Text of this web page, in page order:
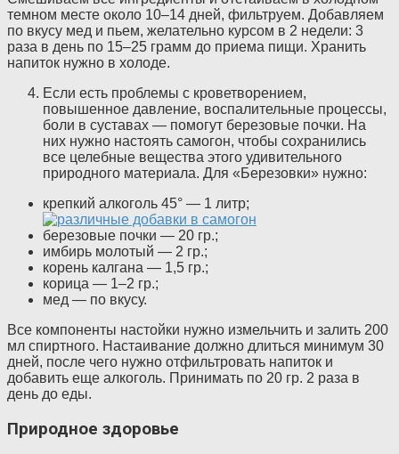
темном месте около 10–14 дней, фильтруем. Добавляем
по вкусу мед и пьем, желательно курсом в 2 недели: 3
раза в день по 15–25 грамм до приема пищи. Хранить
напиток нужно в холоде.
Если есть проблемы с кроветворением,
повышенное давление, воспалительные процессы,
боли в суставах — помогут березовые почки. На
них нужно настоять самогон, чтобы сохранились
все целебные вещества этого удивительного
природного материала. Для «Березовки» нужно:
крепкий алкоголь 45° — 1 литр;
березовые почки — 20 гр.;
имбирь молотый — 2 гр.;
корень калгана — 1,5 гр.;
корица — 1–2 гр.;
мед — по вкусу.
Все компоненты настойки нужно измельчить и залить 200
мл спиртного. Настаивание должно длиться минимум 30
дней, после чего нужно отфильтровать напиток и
добавить еще алкоголь. Принимать по 20 гр. 2 раза в
день до еды.
Природное здоровье